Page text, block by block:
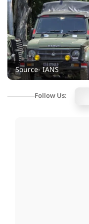
Source- IANS
Follow Us: